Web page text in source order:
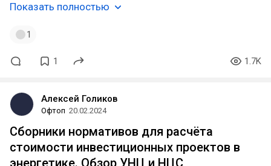
Показать полностью
1
1 1.7K
Алексей Голиков
Офтоп 20.02.2024
Сборники нормативов для расчёта
стоимости инвестиционных проектов в
энергетике. Обзор УНЦ и НЦС